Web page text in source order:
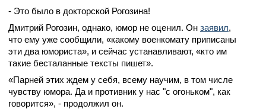
- Это было в докторской Рогозина!
Дмитрий Рогозин, однако, юмор не оценил. Он заявил,
что ему уже сообщили, «какому военкомату приписаны
эти два юмориста», и сейчас устанавливают, «кто им
такие бесталанные тексты пишет».
«Парней этих ждем у себя, всему научим, в том числе
чувству юмора. Да и противник у нас "с огоньком", как
говорится», - продолжил он.